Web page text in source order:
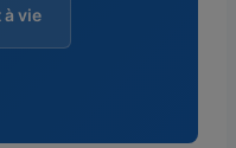
à vie